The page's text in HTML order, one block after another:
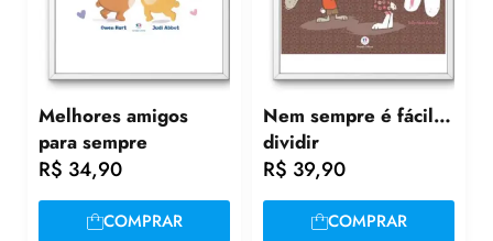
Melhores amigos
para sempre
R$ 34,90
COMPRAR
Nem sempre é fácil…
dividir
R$ 39,90
COMPRAR